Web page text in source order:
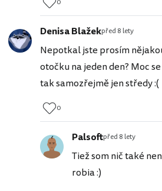
Denisa Blažekpřed 8 lety
Nepotkal jste prosím
otočku na jeden den? Moc
tak samozřejmě jen středy :(
0
Palsoftpřed 8 lety
Tiež som nič také
robia :)